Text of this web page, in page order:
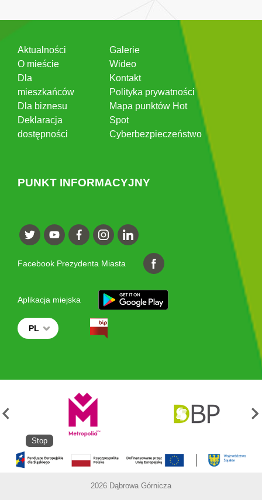
Aktualności
O mieście
Dla
mieszkańców
Dla biznesu
Deklaracja
dostępności
Galerie
Wideo
Kontakt
Polityka prywatności
Mapa punktów Hot
Spot
Cyberbezpieczeństwo
PUNKT INFORMACYJNY
Facebook Prezydenta Miasta
Aplikacja miejska
PL
Stop
2026 Dąbrowa Górnicza